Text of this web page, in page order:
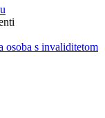
osoba s invaliditetom